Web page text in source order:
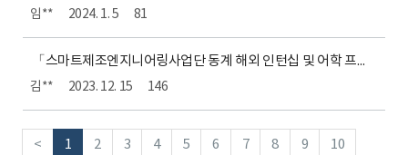
임** 2024. 1. 5 81
「스마트제조엔지니어링사업단 동계 해외 인턴십 및 어학 프로그램 운영」제안서 평가 결과
김** 2023. 12. 15 146
< 1 2 3 4 5 6 7 8 9 10